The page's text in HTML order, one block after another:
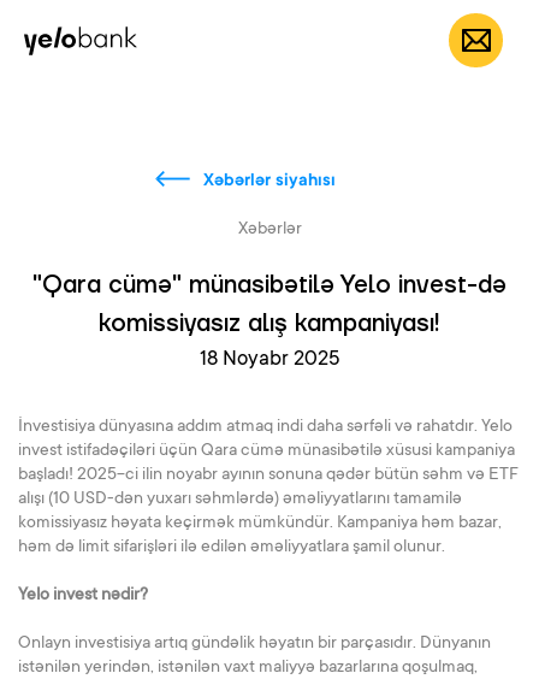
Fərdi Biznes AZ
Xəbərlər siyahısı
Xəbərlər
"Qara cümə" münasibətilə Yelo invest-də
komissiyasız alış kampaniyası!
18 Noyabr 2025
İnvestisiya dünyasına addım atmaq indi daha sərfəli və rahatdır. Yelo
invest istifadəçiləri üçün Qara cümə münasibətilə xüsusi kampaniya
başladı! 2025-ci ilin noyabr ayının sonuna qədər bütün səhm və ETF
alışı (10 USD-dən yuxarı səhmlərdə) əməliyyatlarını tamamilə
komissiyasız həyata keçirmək mümkündür. Kampaniya həm bazar,
həm də limit sifarişləri ilə edilən əməliyyatlara şamil olunur.
Yelo invest nədir?
Onlayn investisiya artıq gündəlik həyatın bir parçasıdır. Dünyanın
istənilən yerindən, istənilən vaxt maliyyə bazarlarına qoşulmaq,